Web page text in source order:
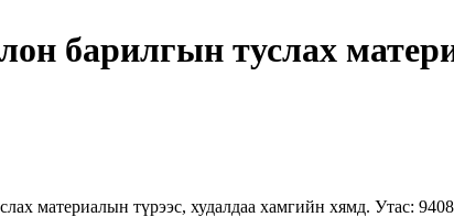
барилгын туслах
материалын түрээс, худалдаа хамгийн хямд. Утас: